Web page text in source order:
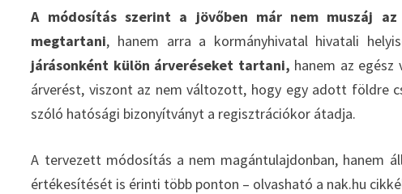
A módosítás szerint a jövőben már nem muszáj
megtartani, hanem arra a kormányhivatal hivatali
járásonként külön árveréseket tartani, hanem az
árverést, viszont az nem változott, hogy egy adott földre
szóló hatósági bizonyítványt a regisztrációkor átadja.
A tervezett módosítás a nem magántulajdonban, hanem
értékesítését is érinti több ponton – olvasható a nak.hu